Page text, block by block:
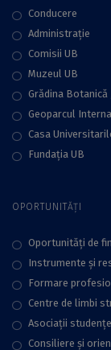
Conducere
Administraţie
Comisii UB
Muzeul UB
Grădina
Geoparcul
Casa
Fundaţia UB
OPORTUNITĂȚI
Oportunități de
Instrumente și
Formare
Centre de limbi
Asociații
Consiliere şi